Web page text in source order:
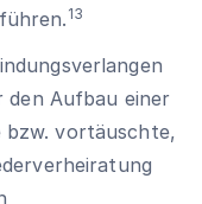
13
den Aufbau einer
bzw. vortäuschte,